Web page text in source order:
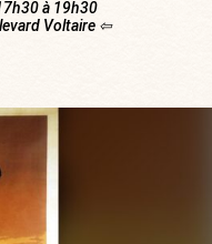
à 19h30
Voltaire ⇦